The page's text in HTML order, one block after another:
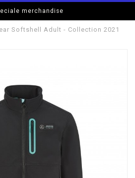
merchandise
Softshell Adult - Collection 2021